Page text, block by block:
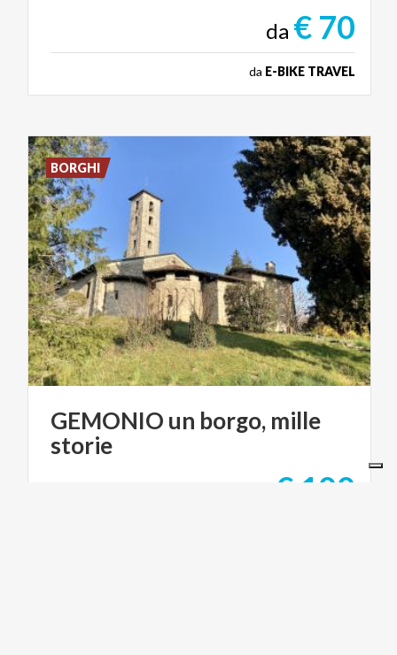
da € 70
da E-BIKE TRAVEL
GEMONIO un borgo, mille
storie
€ 100
BORGHI